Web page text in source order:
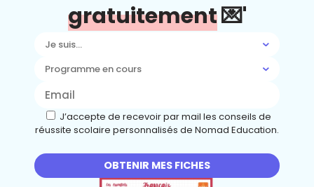
gratuitement💌'
Je suis...
Programme en cours
J’accepte de recevoir par mail les conseils de
réussite scolaire personnalisés de Nomad Education.
OBTENIR MES FICHES